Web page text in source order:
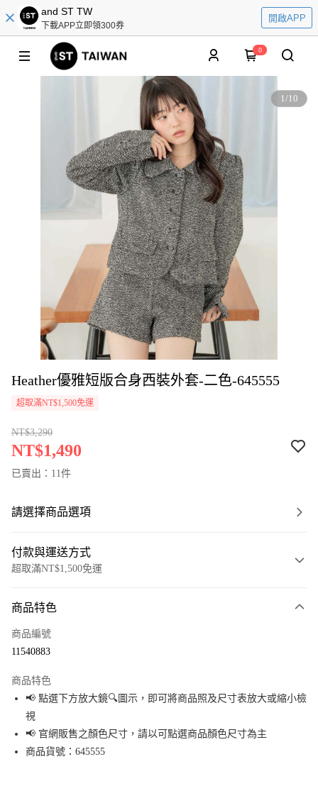
and ST TW
下載APP立即領300券
開啟APP
0
1/10
Heather優雅短版合身西裝外套-二色-645555
超取滿NT$1,500免運
NT$3,290
NT$1,490
已賣出：11件
請選擇商品選項
付款與運送方式
超取滿NT$1,500免運
信用卡一次付款
Apple Pay
街口支付
悠遊付
商品特色
商品編號
11540883
商品特色
📢 點選下方放大鏡🔍圖示，即可將商品照及尺寸表放大或縮小檢
視
📢 官網販售之顏色尺寸，請以可點選商品顏色尺寸為主
商品貨號：645555